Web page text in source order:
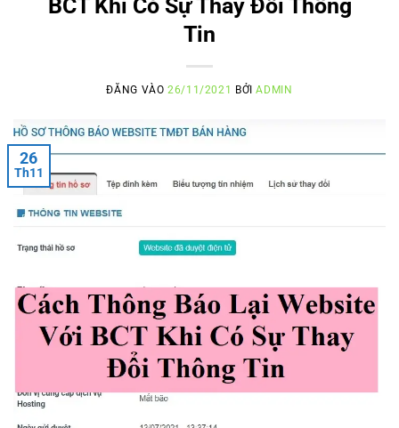
BCT Khi Có Sự Thay Đổi Thông
Tin
ĐĂNG VÀO26/11/2021 BỞIADMIN
26
Th11